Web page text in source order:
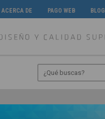
ACERCA DE PAGO WEB BLOG